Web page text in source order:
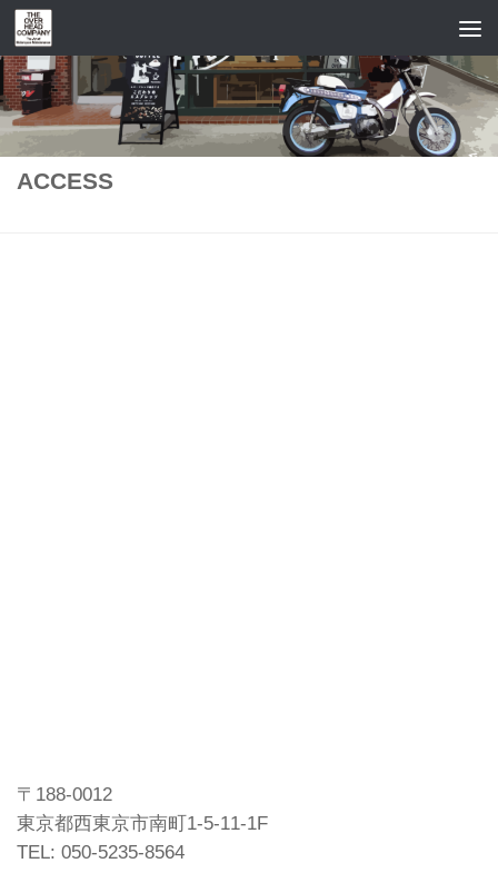
コンテンツへスキップ
ACCESS
〒188-0012
東京都西東京市南町1-5-11-1F
TEL: 050-5235-8564